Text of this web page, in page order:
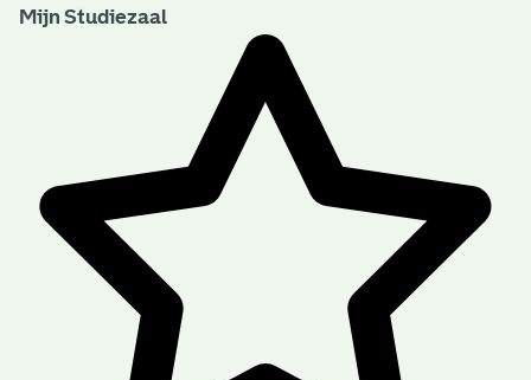
Mijn Studiezaal